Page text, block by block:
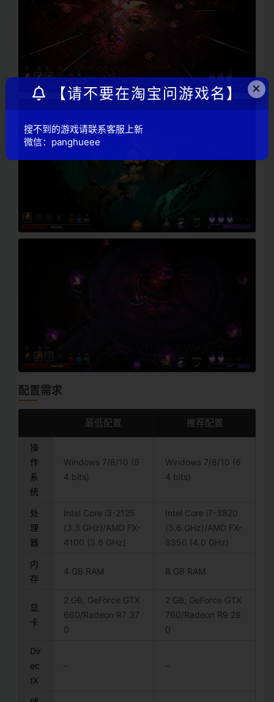
配置需求
最低配置 推荐配置
操
作
系
统
Windows 7/8/10 (6
4 bits)
Windows 7/8/10 (6
4 bits)
处
理
器
Intel Core i3-2125
(3.3 GHz)/AMD FX-
4100 (3.6 GHz)
Intel Core i7-3820
(3.6 GHz)/AMD FX-
8350 (4.0 GHz)
内
存
4 GB RAM 8 GB RAM
显
卡
2 GB, GeForce GTX
660/Radeon R7 37
0
2 GB, GeForce GTX
760/Radeon R9 28
0
Dir
ec
tX
– –
×
【请不要在淘宝问游戏名】
搜不到的游戏请联系客服上新
微信：panghueee